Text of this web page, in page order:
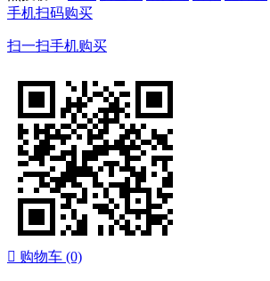
手机扫码购买
扫一扫手机购买
 购物车 (0)